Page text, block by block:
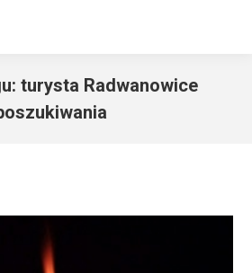
turysta Radwanowice